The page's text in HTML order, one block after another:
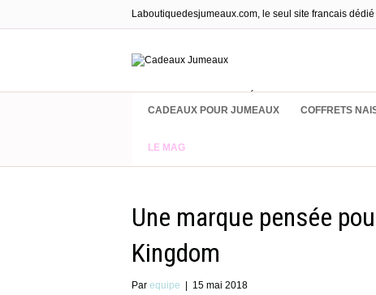
Laboutiquedesjumeaux.com, le seul site francais
CADEAUX POUR JUMEAUX COFFRETS
LE MAG
Une marque pensée
Kingdom
Par equipe | 15 mai 2018